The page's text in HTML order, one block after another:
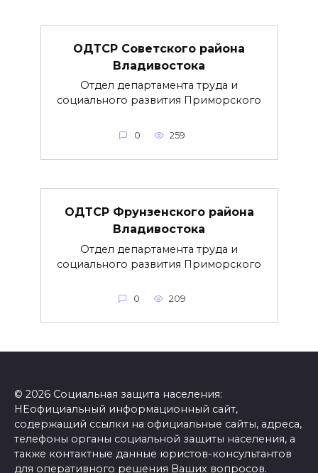
ОДТСР Советского района
Владивостока
Отдел департамента труда и
социального развития Приморского
0 259
ОДТСР Фрунзенского района
Владивостока
Отдел департамента труда и
социального развития Приморского
0 209
© 2026 Социальная защита населения:
НЕофициальный информационный сайт,
содержащий ссылки на официальные сайты, адреса,
телефоны органы социальной защиты населения, а
также контактные данные юристов-консультантов
для оперативного решения Ваших вопросов.